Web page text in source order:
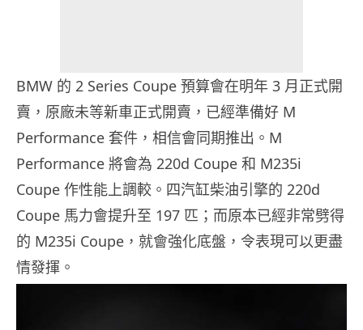
BMW 的 2 Series Coupe 預算會在明年 3 月正式開
賣，原廠未等新車正式開賣，已經準備好 M
Performance 套件，相信會同期推出。M
Performance 將會為 220d Coupe 和 M235i
Coupe 作性能上調較。四汽缸柴油引擎的 220d
Coupe 馬力會提升至 197 匹；而原本已經非常劈得
的 M235i Coupe，就會強化底盤，令表現可以更盡
情發揮。